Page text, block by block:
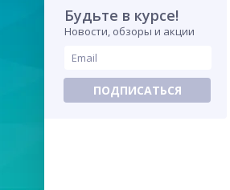
Будьте в курсе!
Новости, обзоры и акции
ПОДПИСАТЬСЯ